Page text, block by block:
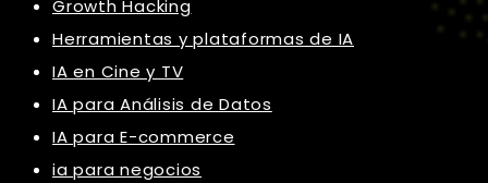
Growth Hacking
Herramientas y plataformas de IA
IA en Cine y TV
IA para Análisis de Datos
IA para E-commerce
ia para negocios